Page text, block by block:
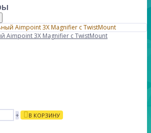
Aimpoint 3X Magnifier с TwistMount
+ В КОРЗИНУ